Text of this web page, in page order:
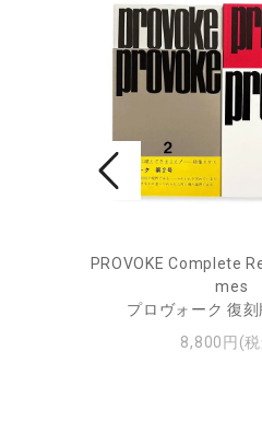
PROVOKE Complete
mes
プロヴォーク 復
8,800円(